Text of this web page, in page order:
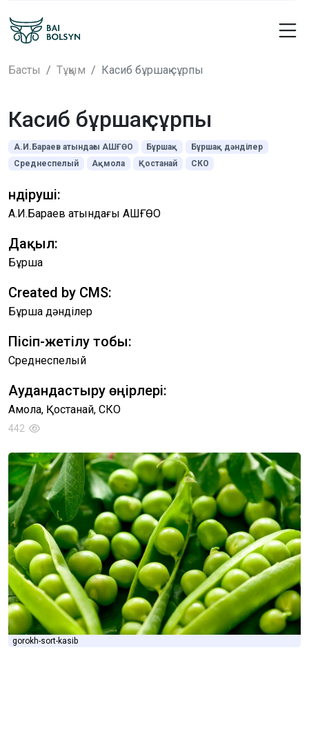
Басты Тұқым Касиб бұршақ сұрпы
Касиб бұршақ сұрпы
А.И.Бараев атындағы АШҒӨО Бұршақ
Бұршақ дәнділер
Среднеспелый
Ақмола Қостанай СКО
Өндіруші:
А.И.Бараев атындағы АШҒӨО
Дақыл:
Бұршақ
Created by CMS:
Бұршақ дәнділер
Пісіп-жетілу тобы:
Среднеспелый
Аудандастыру өңірлері:
Ақмола, Қостанай, СКО
442
gorokh-sort-kasib